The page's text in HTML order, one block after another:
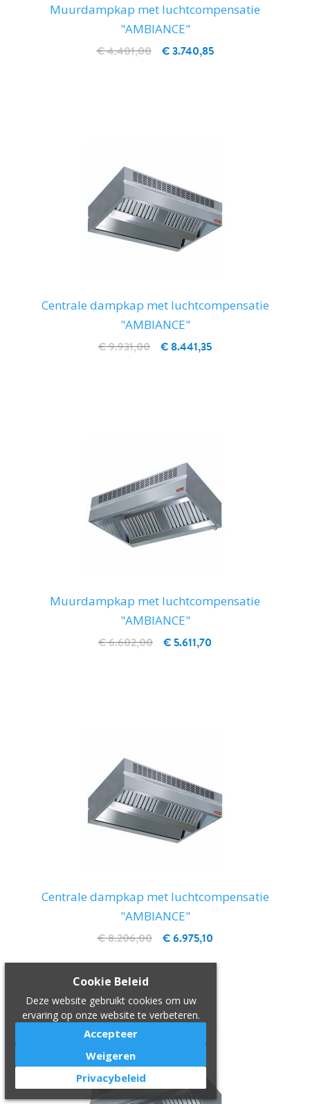
Muurdampkap met luchtcompensatie
"AMBIANCE"
€ 3.740,85
€ 4.401,00
Centrale dampkap met luchtcompensatie
"AMBIANCE"
€ 8.441,35
€ 9.931,00
Muurdampkap met luchtcompensatie
"AMBIANCE"
€ 5.611,70
€ 6.602,00
Centrale dampkap met luchtcompensatie
"AMBIANCE"
€ 6.975,10
€ 8.206,00
Cookie Beleid
Deze website gebruikt cookies om uw
ervaring op onze website te verbeteren.
Accepteer
Weigeren
Privacybeleid